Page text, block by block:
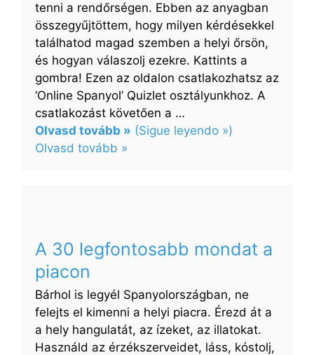
tenni a rendőrségen. Ebben az anyagban
összegyűjtöttem, hogy milyen kérdésekkel
találhatod magad szemben a helyi őrsön,
és hogyan válaszolj ezekre. Kattints a
gombra! Ezen az oldalon csatlakozhatsz az
‘Online Spanyol’ Quizlet osztályunkhoz. A
csatlakozást követően a …
Olvasd tovább » (Sigue leyendo »)
Olvasd tovább »
rendőrségen
A 30 legfontosabb mondat a
piacon
Bárhol is legyél Spanyolországban, ne
felejts el kimenni a helyi piacra. Érezd át a
a hely hangulatát, az ízeket, az illatokat.
Használd az érzékszerveidet, láss, kóstolj,